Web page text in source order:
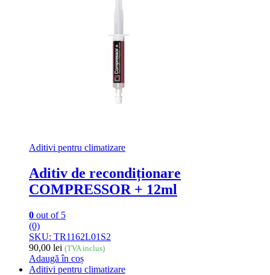
Aditivi pentru climatizare
Aditiv de recondiționare
COMPRESSOR + 12ml
0 out of 5
(0)
SKU: TR1162L01S2
90,00 lei (TVA inclus)
Adaugă în coș
Aditivi pentru climatizare